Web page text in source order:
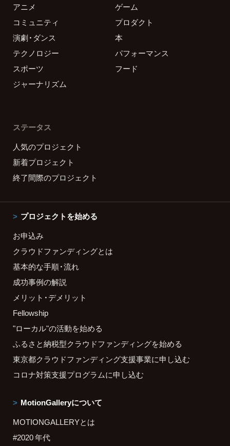
アニメ
ゲーム
コミュニティ
プロダクト
演劇・ダンス
本
テクノロジー
パフォーマンス
スポーツ
フード
ジャーナリズム
ステータス
人気のプロジェクト
新着プロジェクト
終了間際のプロジェクト
プロジェクトを始める
お申込み
クラウドファンディングとは
基本的な手順・流れ
成功事例の解説
メリット・デメリット
Fellowship
"ローカル"の活動を始める
ふるさと納税型クラウドファンディングを始める
東京都クラウドファンディング支援事業に申し込む
コロナ対策支援プログラムに申し込む
MotionGalleryについて
MOTIONGALLERYとは
#2020 年代